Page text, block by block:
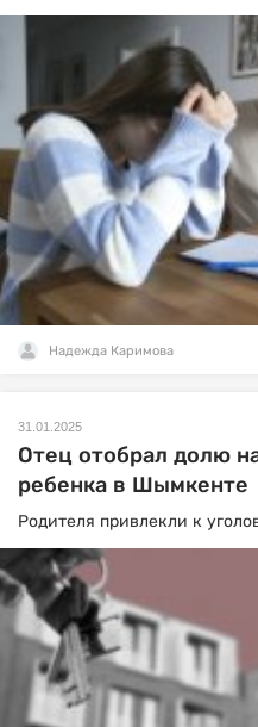
Надежда Каримова
31.01.2025
Отец отобрал долю
ребенка в Шымкенте
Родителя привлекли к